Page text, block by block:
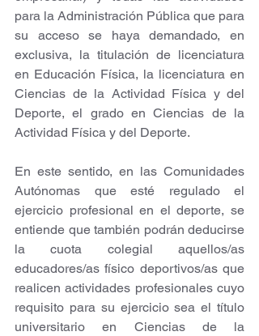
para la Administración Pública que para
su acceso se haya demandado, en
exclusiva, la titulación de licenciatura
en Educación Física, la licenciatura en
Ciencias de la Actividad Física y del
Deporte, el grado en Ciencias de la
Actividad Física y del Deporte.
En este sentido, en las Comunidades
Autónomas que esté regulado el
ejercicio profesional en el deporte, se
entiende que también podrán deducirse
la cuota colegial aquellos/as
educadores/as físico deportivos/as que
realicen actividades profesionales cuyo
requisito para su ejercicio sea el título
universitario en Ciencias de la